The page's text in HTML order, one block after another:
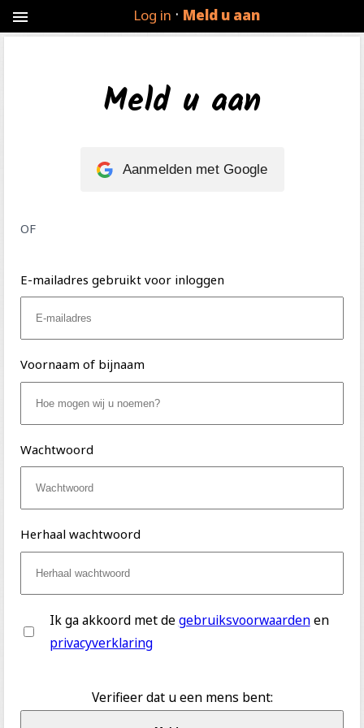
menu Log in · Meld u aan
Meld u aan
Aanmelden met Google
OF
E-mailadres gebruikt voor inloggen
Voornaam of bijnaam
Wachtwoord
Herhaal wachtwoord
Ik ga akkoord met degebruiksvoorwaardenen
privacyverklaring
Verifieer dat u een mens bent: